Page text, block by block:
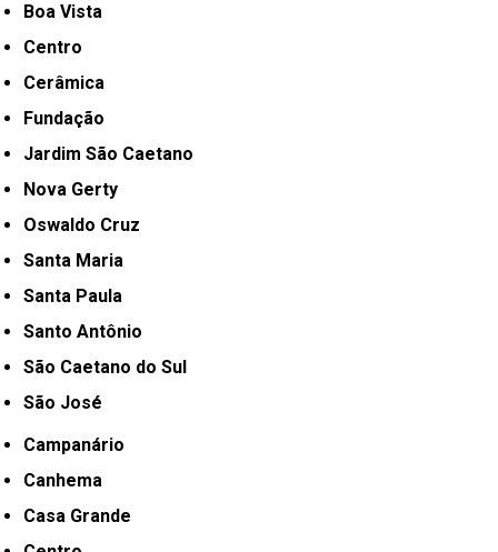
Boa Vista
Centro
Cerâmica
Fundação
Jardim São Caetano
Nova Gerty
Oswaldo Cruz
Santa Maria
Santa Paula
Santo Antônio
São Caetano do Sul
São José
Campanário
Canhema
Casa Grande